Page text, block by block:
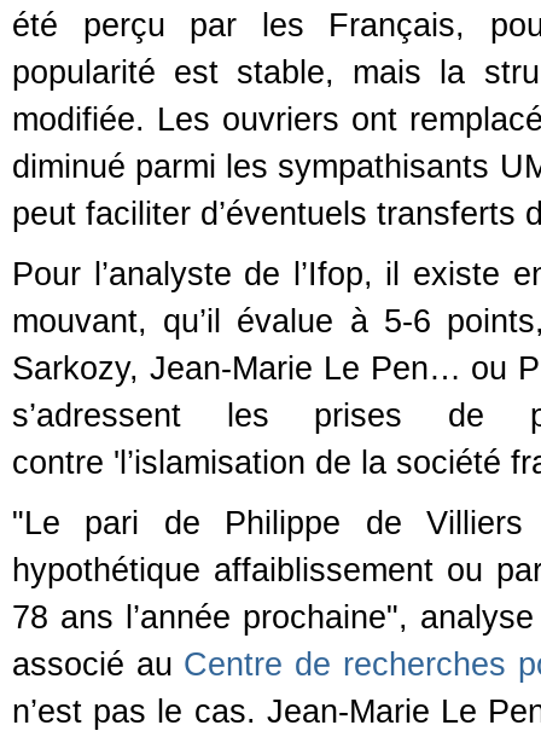
été perçu par les Français,
popularité est stable, mais la
modifiée. Les ouvriers ont
diminué parmi les sympathisants
peut faciliter d’éventuels transferts
Pour l’analyste de l’Ifop, il existe
mouvant, qu’il évalue à 5-6
Sarkozy, Jean-Marie Le Pen… ou
s’adressent les prises de
contre 'l’islamisation de la société
"Le pari de Philippe de
hypothétique affaiblissement ou
78 ans l’année prochaine",
associé au Centre de recherches
n’est pas le cas. Jean-Marie Le